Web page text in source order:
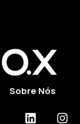
Sobre Nós